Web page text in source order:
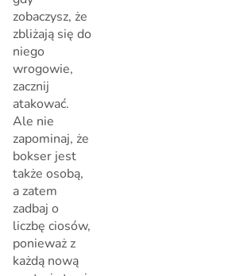
zobaczysz, że
zbliżają się do
niego
wrogowie,
zacznij
atakować.
Ale nie
zapominaj, że
bokser jest
także osobą,
a zatem
zadbaj o
liczbę ciosów,
ponieważ z
każdą nową